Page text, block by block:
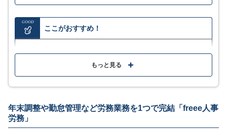
GOOD
ここがおすすめ！
給与や賞与明細・源泉徴収票などインターネット上で
確認できペーパーレス化に
シリーズ連携で人事情報から給与計算・各種社会保険
の電子申請までジンジャーで完結
もっと見る
年末調整や勤怠管理など労務業務を1つで完結「freee人事
労務」